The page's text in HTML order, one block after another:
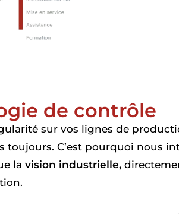
de contrôle
sur vos lignes de
toujours. C’est pourquoi nous
la vision industrielle,